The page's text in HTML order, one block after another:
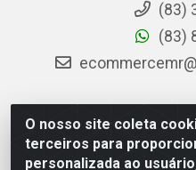
O nosso site coleta
terceiros para
personalizada ao
(83)
(83)
MR Distribuidora - Rua
Distrito Industrial, João